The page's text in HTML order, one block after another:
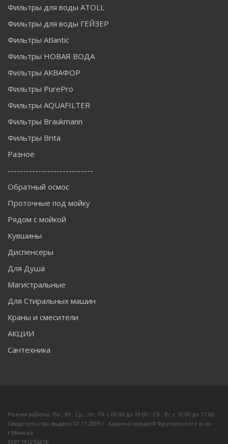
Фильтры для воды ATOLL
Фильтры для воды ГЕЙЗЕР
Фильтры Atlantic
Фильтры НОВАЯ ВОДА
Фильтры АКВАФОР
Фильтры PurePro
Фильтры AQUAFILTER
Фильтры Braukmann
Фильтры Brita
Разное
----------------------------
Обратный осмос
Проточные под мойку
Рядом с мойкой
Кувшины
Диспенсеры
Для Душа
Магистральные
Для Стиральных машин
Краны и смесители
АКЦИИ
Сантехника
Режим работы: Пн , Вт , Ср , Чт , Пт c 09:00 до 19:00 ; Сб , Вс c 10:00 до 17:00
Свидетельство выдано 02.11.2009 г. Администрацией Фрунзенского р-на
г.Минска
УНП 191254276